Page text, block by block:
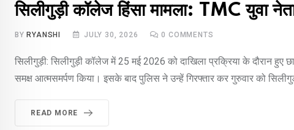
सिलीगुड़ी कॉलेज हिंसा मामला: TMC युवा
BYRYANSHI JULY 30, 2026 0 COMMENTS
सिलीगुड़ी: सिलीगुड़ी कॉलेज में 25 मई 2026 को दाखिला प्रक्रिया के दौरान हुए
समक्ष आत्मसमर्पण किया। इसके बाद पुलिस ने उन्हें गिरफ्तार कर गुरुवार को
READ MORE